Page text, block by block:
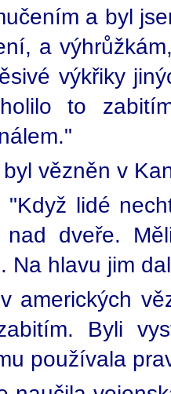
a byl
a
výkřiky
to
vězněn v
"Když lidé
dveře.
Na hlavu jim
amerických
Byli
používala